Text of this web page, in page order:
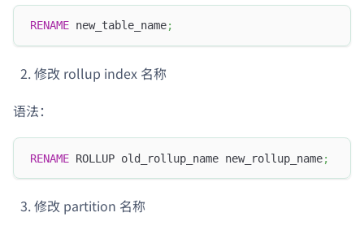
RENAME new_table_name;
修改 rollup index 名称
语法：
RENAME ROLLUP old_rollup_name new_rollup_name;
修改 partition 名称